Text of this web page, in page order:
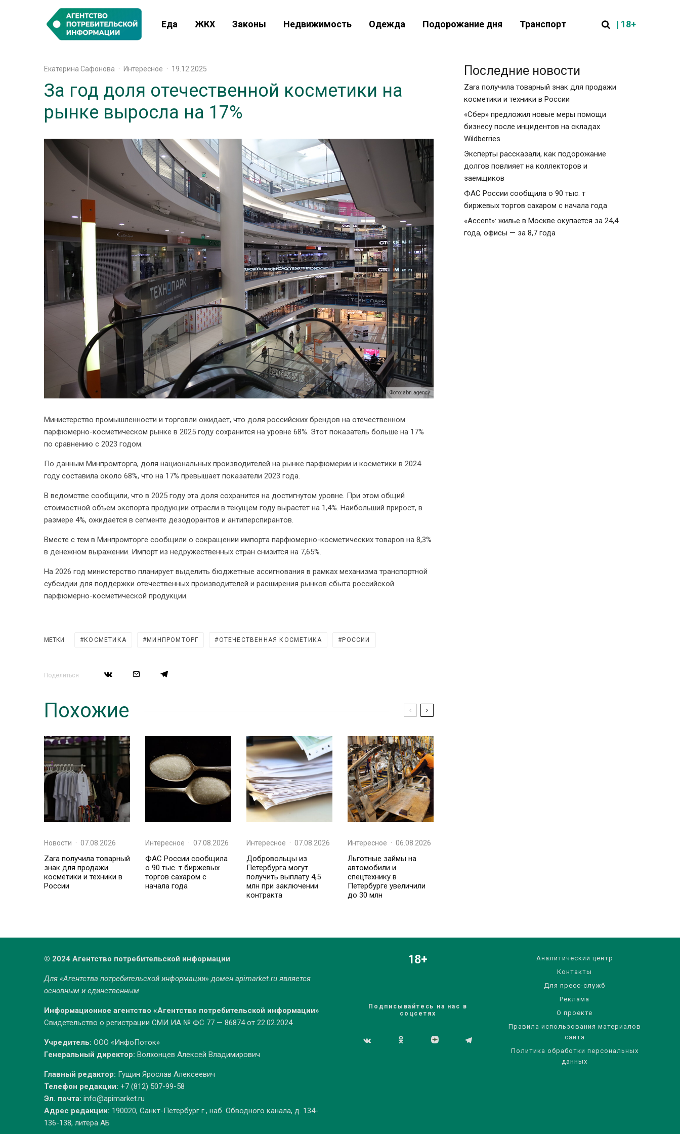
Еда ЖКХ Законы Недвижимость Одежда Подорожание дня Транспорт | 18+
Екатерина Сафонова · Интересное · 19.12.2025
За год доля отечественной косметики на
рынке выросла на 17%
Фото: abn.agency
Министерство промышленности и торговли ожидает, что доля российских брендов на отечественном
парфюмерно-косметическом рынке в 2025 году сохранится на уровне 68%. Этот показатель больше на 17%
по сравнению с 2023 годом.
По данным Минпромторга, доля национальных производителей на рынке парфюмерии и косметики в 2024
году составила около 68%, что на 17% превышает показатели 2023 года.
В ведомстве сообщили, что в 2025 году эта доля сохранится на достигнутом уровне. При этом общий
стоимостной объем экспорта продукции отрасли в текущем году вырастет на 1,4%. Наибольший прирост, в
размере 4%, ожидается в сегменте дезодорантов и антиперспирантов.
Вместе с тем в Минпромторге сообщили о сокращении импорта парфюмерно-косметических товаров на 8,3%
в денежном выражении. Импорт из недружественных стран снизится на 7,65%.
На 2026 год министерство планирует выделить бюджетные ассигнования в рамках механизма транспортной
субсидии для поддержки отечественных производителей и расширения рынков сбыта российской
парфюмерно-косметической продукции.
МЕТКИ КОСМЕТИКА МИНПРОМТОРГ ОТЕЧЕСТВЕННАЯ КОСМЕТИКА РОССИИ
Поделиться
Похожие
Новости · 07.08.2026
Zara получила товарный
знак для продажи
косметики и техники в
России
Интересное · 07.08.2026
ФАС России сообщила
о 90 тыс. т биржевых
торгов сахаром с
начала года
Интересное · 07.08.2026
Добровольцы из
Петербурга могут
получить выплату 4,5
млн при заключении
контракта
Интересное · 06.08.2026
Льготные займы на
автомобили и
спецтехнику в
Петербурге увеличили
до 30 млн
Последние новости
Zara получила товарный знак для продажи
косметики и техники в России
«Сбер» предложил новые меры помощи
бизнесу после инцидентов на складах
Wildberries
Эксперты рассказали, как подорожание
долгов повлияет на коллекторов и
заемщиков
ФАС России сообщила о 90 тыс. т
биржевых торгов сахаром с начала года
«Accent»: жилье в Москве окупается за 24,4
года, офисы — за 8,7 года
© 2024 Агентство потребительской информации
Для «Агентства потребительской информации» домен apimarket.ruявляется
основным и единственным.
Информационное агентство «Агентство потребительской информации»
Свидетельство о регистрации СМИ ИА № ФС 77 — 86874 от 22.02.2024
Учредитель: ООО «ИнфоПоток»
Генеральный директор: Волхонцев Алексей Владимирович
Главный редактор: Гущин Ярослав Алексеевич
Телефон редакции: +7 (812) 507-99-58
Эл. почта: info@apimarket.ru
Адрес редакции: 190020, Санкт-Петербург г., наб. Обводного канала, д. 134-
136-138, литера АБ
18+
Подписывайтесь на нас в
соцсетях
Аналитический центр
Контакты
Для пресс-служб
Реклама
О проекте
Правила использования материалов
сайта
Политика обработки персональных
данных